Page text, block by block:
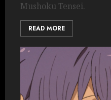
Mushoku Tensei.
READ MORE